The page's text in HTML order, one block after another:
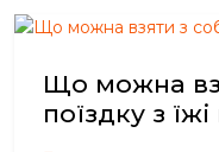
Що можна
поїздку з